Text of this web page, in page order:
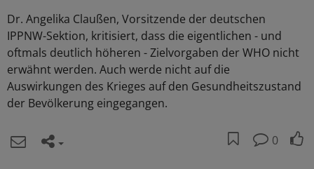
Dr. Angelika Claußen, Vorsitzende der deutschen
IPPNW-Sektion, kritisiert, dass die eigentlichen - und
oftmals deutlich höheren - Zielvorgaben der WHO nicht
erwähnt werden. Auch werde nicht auf die
Auswirkungen des Krieges auf den Gesundheitszustand
der Bevölkerung eingegangen.
0